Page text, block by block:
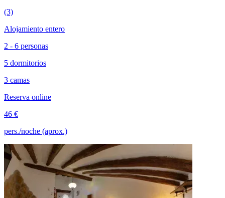
(3)
Alojamiento entero
2 - 6 personas
5 dormitorios
3 camas
Reserva online
46 €
pers./noche (aprox.)